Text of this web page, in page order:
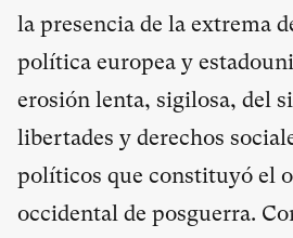
la presencia de la extrema
política europea y
erosión lenta, sigilosa, del
libertades y derechos
políticos que constituyó el
occidental de posguerra.